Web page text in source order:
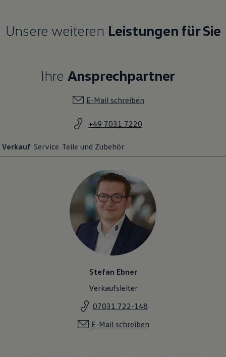
Unsere weiteren Leistungen für Sie
Ihre Ansprechpartner
E-Mail schreiben
+49 7031 7220
Verkauf Service Teile und Zubehör
Stefan Ebner
Verkaufsleiter
07031 722-148
E-Mail schreiben